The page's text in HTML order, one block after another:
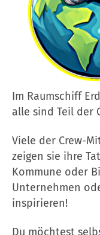
Im Raumschiff
alle sind Teil der
Viele der Crew-
zeigen sie ihre
Kommune oder
Unternehmen
inspirieren!
Du möchtest